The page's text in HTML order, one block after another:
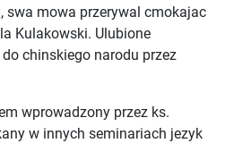
swa mowa przerywal cmokajac
Kulakowski. Ulubione
chinskiego narodu przez
wprowadzony przez ks.
w innych seminariach jezyk